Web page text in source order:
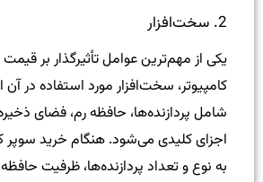
2. سخت‌افزار
یکی از مهم‌ترین عوامل تأثیرگذار بر
کامپیوتر، سخت‌افزار مورد استفاده در
شامل پردازنده‌ها، حافظه رم، فضای
اجزای کلیدی می‌شود. هنگام خرید سوپر
به نوع و تعداد پردازنده‌ها، ظرفیت